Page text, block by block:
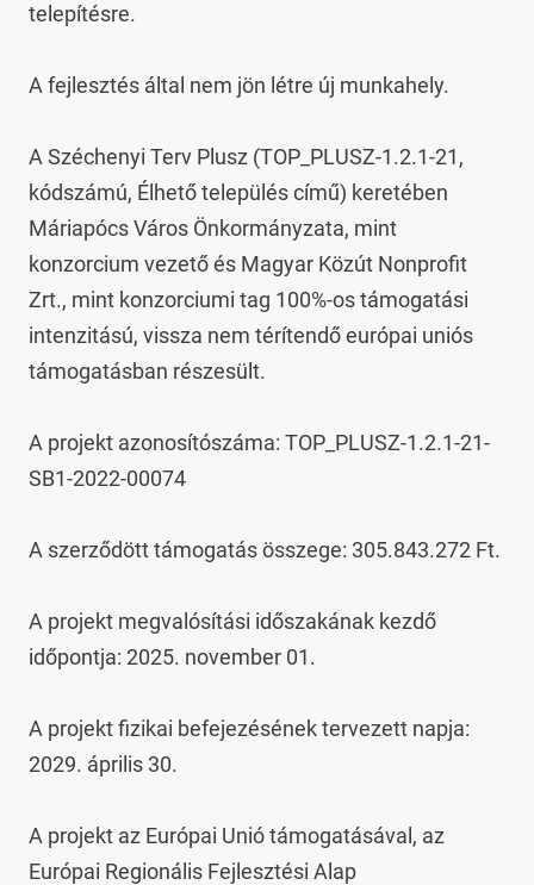
telepítésre.
A fejlesztés által nem jön létre új munkahely.
A Széchenyi Terv Plusz (TOP_PLUSZ-1.2.1-21,
kódszámú, Élhető település című) keretében
Máriapócs Város Önkormányzata, mint
konzorcium vezető és Magyar Közút Nonprofit
Zrt., mint konzorciumi tag 100%-os támogatási
intenzitású, vissza nem térítendő európai uniós
támogatásban részesült.
A projekt azonosítószáma: TOP_PLUSZ-1.2.1-21-
SB1-2022-00074
A szerződött támogatás összege: 305.843.272 Ft.
A projekt megvalósítási időszakának kezdő
időpontja: 2025. november 01.
A projekt fizikai befejezésének tervezett napja:
2029. április 30.
A projekt az Európai Unió támogatásával, az
Európai Regionális Fejlesztési Alap